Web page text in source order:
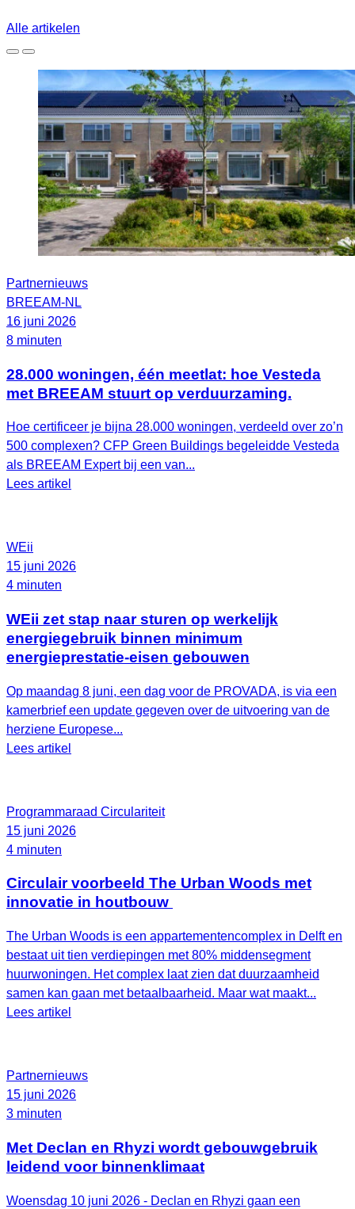
Alle artikelen
Partnernieuws
BREEAM-NL
16 juni 2026
8 minuten
28.000 woningen, één meetlat: hoe Vesteda
met BREEAM stuurt op verduurzaming.
Hoe certificeer je bijna 28.000 woningen, verdeeld over zo’n
500 complexen? CFP Green Buildings begeleidde Vesteda
als BREEAM Expert bij een van...
Lees artikel
WEii
15 juni 2026
4 minuten
WEii zet stap naar sturen op werkelijk
energiegebruik binnen minimum
energieprestatie-eisen gebouwen
Op maandag 8 juni, een dag voor de PROVADA, is via een
kamerbrief een update gegeven over de uitvoering van de
herziene Europese...
Lees artikel
Programmaraad Circulariteit
15 juni 2026
4 minuten
Circulair voorbeeld The Urban Woods met
innovatie in houtbouw
The Urban Woods is een appartementencomplex in Delft en
bestaat uit tien verdiepingen met 80% middensegment
huurwoningen. Het complex laat zien dat duurzaamheid
samen kan gaan met betaalbaarheid. Maar wat maakt...
Lees artikel
Partnernieuws
15 juni 2026
3 minuten
Met Declan en Rhyzi wordt gebouwgebruik
leidend voor binnenklimaat
Woensdag 10 juni 2026 - Declan en Rhyzi gaan een